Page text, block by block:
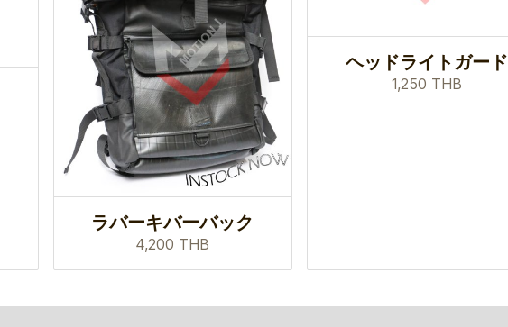
ラバーキバーバック
4,200 THB
ヘッドライトガード
1,250 THB